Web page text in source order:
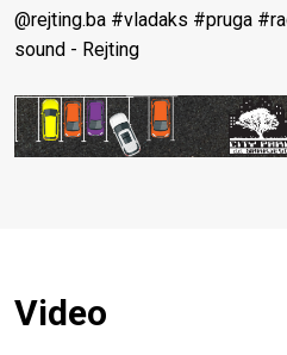
@rejting.ba #vladaks #pruga
sound - Rejting
Video